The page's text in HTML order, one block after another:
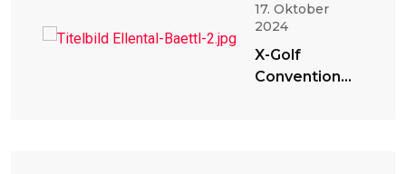
17. Oktober
2024
X-Golf
Convention